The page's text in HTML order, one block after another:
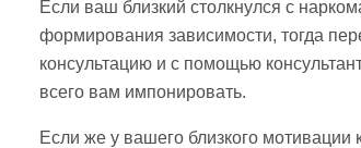
Если ваш близкий столкнулся с
формирования зависимости, тогда
консультацию и с помощью
всего вам импонировать.
Если же у вашего близкого мотивации